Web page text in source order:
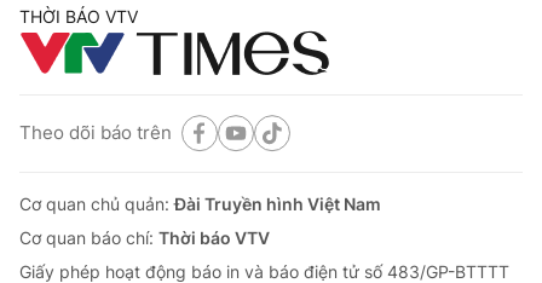
THỜI BÁO VTV
Theo dõi báo trên
Cơ quan chủ quản:Đài Truyền hình Việt Nam
Cơ quan báo chí: Thời báo VTV
Giấy phép hoạt động báo in và báo điện tử số 483/GP-BTTTT